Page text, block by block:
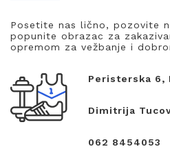
Posetite nas lično, pozovite
popunite obrazac za
opremom za vežbanje i
Peristerska 6,
Dimitrija
062 8454053